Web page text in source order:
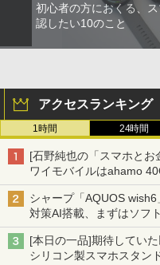
初心者の方におくる、
認したい10のこと
アクセスランキング
1時間 24時間
[石野純也の「スマホとお
ワイモバイルはahamo
割」の安さと1年限定の
シャープ「AQUOS
対策AI搭載、まずはソフ
[本日の一品]期待してい
シリコン製スマホスタン